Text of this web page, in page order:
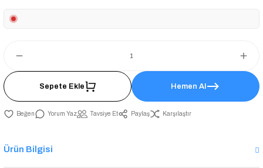
Sepete Ekle Hemen Al
Yorum Yaz Tavsiye Et Paylaş Karşılaştır
Ürün Bilgisi